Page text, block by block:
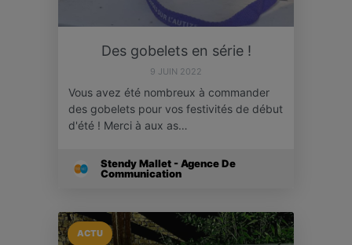
Des gobelets en série !
9 JUIN 2022
Vous avez été nombreux à commander
des gobelets pour vos festivités de début
d'été ! Merci à aux as…
Stendy Mallet - Agence De
Communication
ACTU